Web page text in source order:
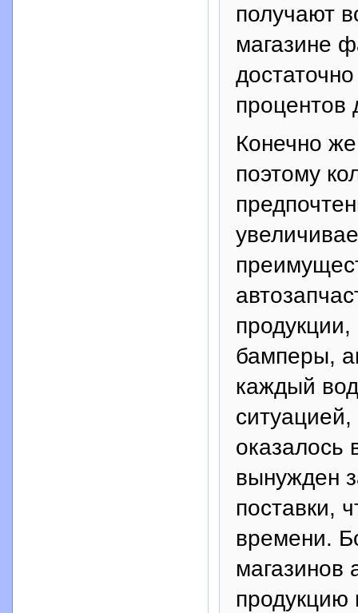
получают
магазине
Конечно
поэтому
бамперы,
каждый
оказалось
вынужден
поставки,
времени.
магазинов
продукцию